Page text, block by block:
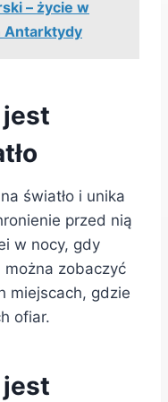
– życie w
Antarktydy
jest
światło i unika
przed nią
w nocy, gdy
zobaczyć
miejscach, gdzie
ofiar.
jest